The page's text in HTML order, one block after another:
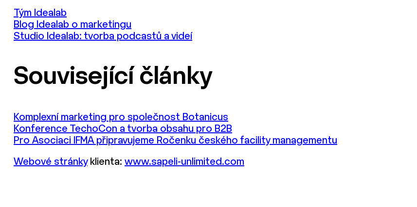
Tým Idealab
Blog Idealab o marketingu
Studio Idealab: tvorba podcastů a videí
Související články
Komplexní marketing pro společnost Botanicus
Konference TechoCon a tvorba obsahu pro B2B
Pro Asociaci IFMA připravujeme Ročenku českého facility managementu
Webové stránkyklienta: www.sapeli-unlimited.com